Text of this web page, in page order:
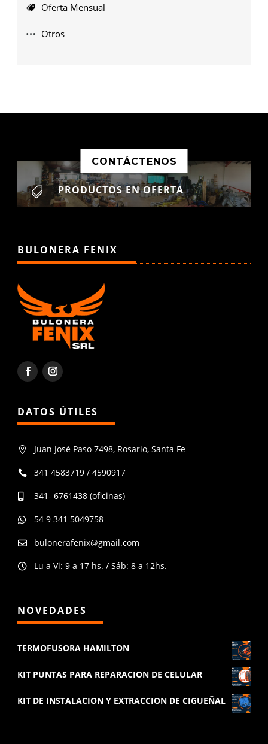
Oferta Mensual
Otros
CONTÁCTENOS
 PRODUCTOS EN OFERTA
BULONERA FENIX
DATOS ÚTILES
 Juan José Paso 7498, Rosario, Santa Fe
 341 4583719 / 4590917
 341- 6761438 (oficinas)
 54 9 341 5049758
 bulonerafenix@gmail.com
 Lu a Vi: 9 a 17 hs. / Sáb: 8 a 12hs.
NOVEDADES
TERMOFUSORA HAMILTON
KIT PUNTAS PARA REPARACION DE CELULAR
KIT DE INSTALACION Y EXTRACCION DE CIGUEÑAL